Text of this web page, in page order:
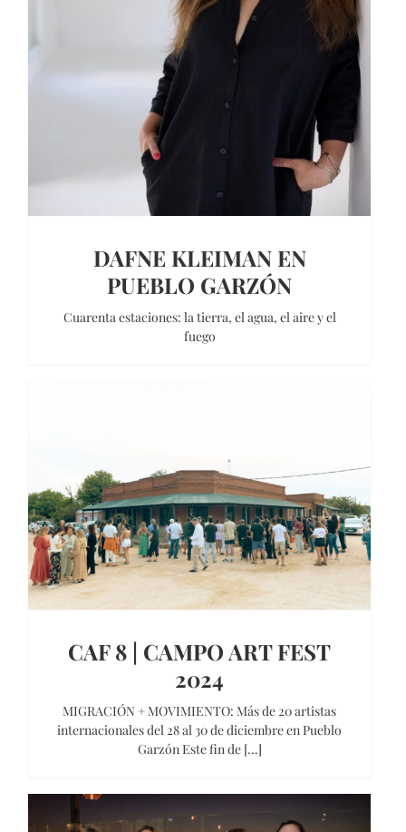
DAFNE KLEIMAN EN
PUEBLO GARZÓN
Cuarenta estaciones: la tierra, el agua, el aire y el
fuego
CAF 8 | CAMPO ART FEST
2024
MIGRACIÓN + MOVIMIENTO: Más de 20 artistas
internacionales del 28 al 30 de diciembre en Pueblo
Garzón Este fin de [...]